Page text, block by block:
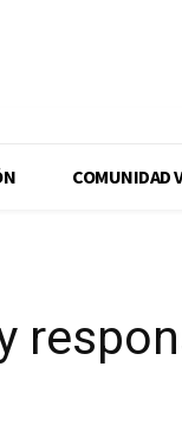
COMUNIDAD